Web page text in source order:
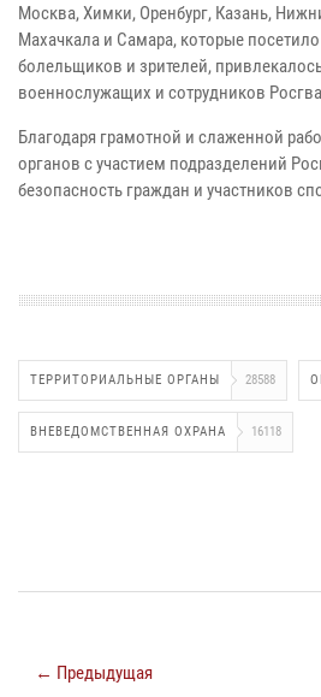
Москва, Химки, Оренбург, Казань,
Махачкала и Самара, которые
болельщиков и зрителей,
военнослужащих и сотрудников
Благодаря грамотной и слаженной
органов с участием подразделений
безопасность граждан и участников
ТЕРРИТОРИАЛЬНЫЕ ОРГАНЫ 28588
ВНЕВЕДОМСТВЕННАЯ ОХРАНА 16118
← Предыдущая